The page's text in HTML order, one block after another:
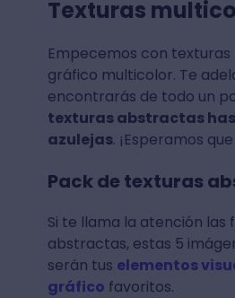
Texturas
Empecemos con texturas
gráfico multicolor. Te
encontrarás de todo un
texturas abstractas
azulejas. ¡Esperamos
Pack de texturas
Si te llama la atención las
abstractas, estas 5
serán tus elementos
gráfico favoritos.